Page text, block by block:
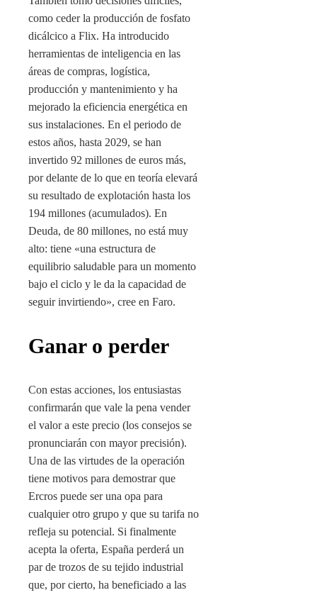
como ceder la producción de fosfato
dicálcico a Flix. Ha introducido
herramientas de inteligencia en las
áreas de compras, logística,
producción y mantenimiento y ha
mejorado la eficiencia energética en
sus instalaciones. En el periodo de
estos años, hasta 2029, se han
invertido 92 millones de euros más,
por delante de lo que en teoría elevará
su resultado de explotación hasta los
194 millones (acumulados). En
Deuda, de 80 millones, no está muy
alto: tiene «una estructura de
equilibrio saludable para un momento
bajo el ciclo y le da la capacidad de
seguir invirtiendo», cree en Faro.
Ganar o perder
Con estas acciones, los entusiastas
confirmarán que vale la pena vender
el valor a este precio (los consejos se
pronunciarán con mayor precisión).
Una de las virtudes de la operación
tiene motivos para demostrar que
Ercros puede ser una opa para
cualquier otro grupo y que su tarifa no
refleja su potencial. Si finalmente
acepta la oferta, España perderá un
par de trozos de su tejido industrial
que, por cierto, ha beneficiado a las